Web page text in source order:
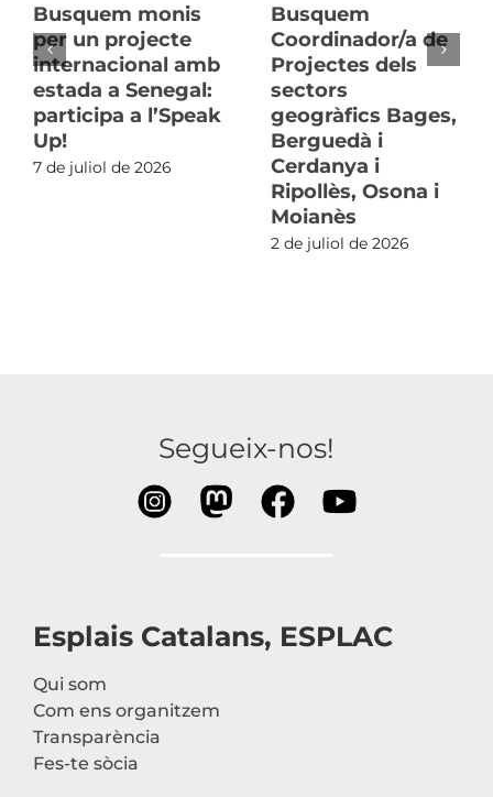
Busquem monis
per un projecte
internacional amb
estada a Senegal:
participa a l’Speak
Up!
7 de juliol de 2026
Busquem
Coordinador/a de
Projectes dels
sectors
geogràfics Bages,
Berguedà i
Cerdanya i
Ripollès, Osona i
Moianès
2 de juliol de 2026
Segueix-nos!
Esplais Catalans, ESPLAC
Qui som
Com ens organitzem
Transparència
Fes-te sòcia